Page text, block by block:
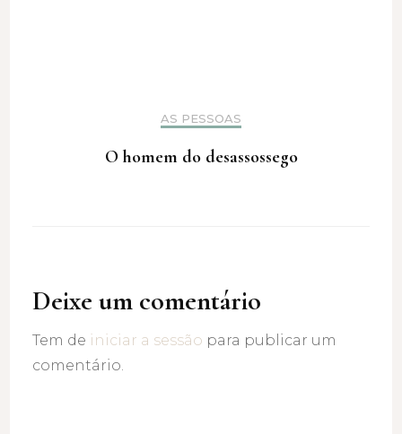
AS PESSOAS
O homem do desassossego
Deixe um comentário
Tem de iniciar a sessão para publicar um
comentário.